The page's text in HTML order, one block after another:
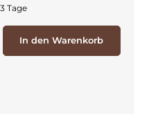
Tage
Wert ein oder benutze die
In den Warenkorb